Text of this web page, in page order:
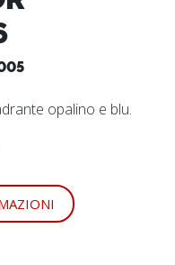
opalino e blu.